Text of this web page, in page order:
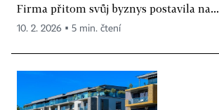
Firma přitom svůj byznys postavila na...
10. 2. 2026 ▪ 5 min. čtení